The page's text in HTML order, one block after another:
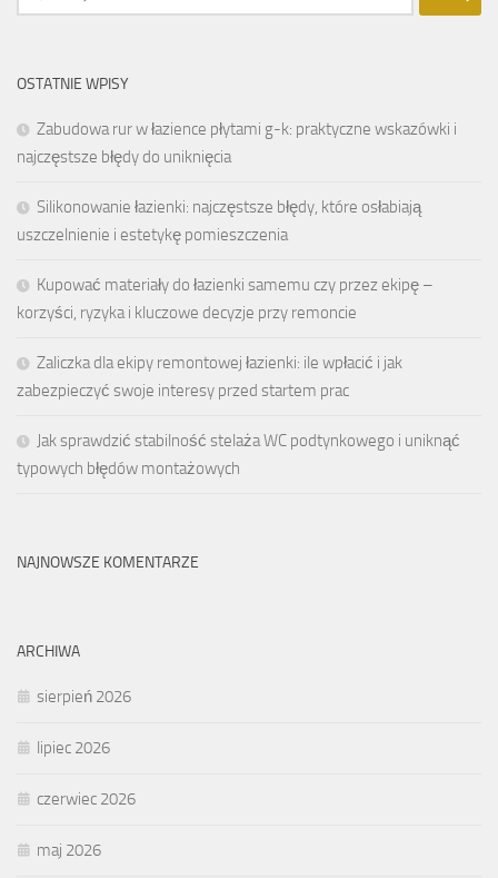
OSTATNIE WPISY
Zabudowa rur w łazience płytami g-k: praktyczne wskazówki i
najczęstsze błędy do uniknięcia
Silikonowanie łazienki: najczęstsze błędy, które osłabiają
uszczelnienie i estetykę pomieszczenia
Kupować materiały do łazienki samemu czy przez ekipę –
korzyści, ryzyka i kluczowe decyzje przy remoncie
Zaliczka dla ekipy remontowej łazienki: ile wpłacić i jak
zabezpieczyć swoje interesy przed startem prac
Jak sprawdzić stabilność stelaża WC podtynkowego i uniknąć
typowych błędów montażowych
NAJNOWSZE KOMENTARZE
ARCHIWA
sierpień 2026
lipiec 2026
czerwiec 2026
maj 2026